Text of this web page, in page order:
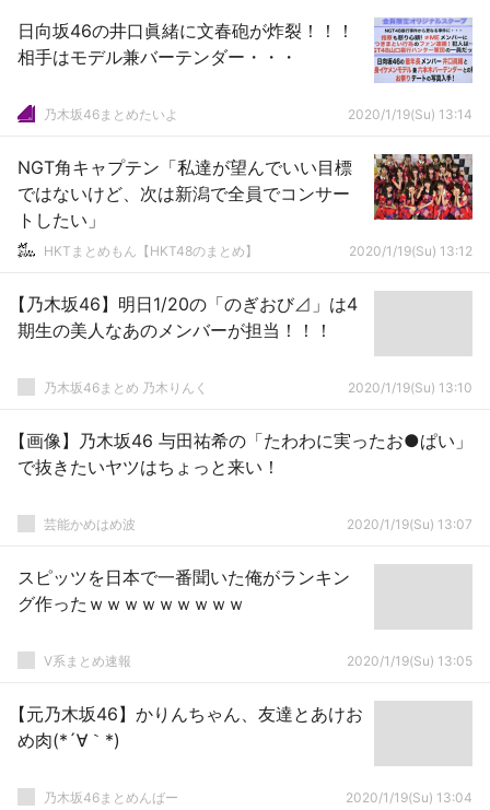
日向坂46の井口眞緒に文春砲が炸裂！！！
相手はモデル兼バーテンダー・・・
乃木坂46まとめたいよ 2020/1/19(Su) 13:14
NGT角キャプテン「私達が望んでいい目標
ではないけど、次は新潟で全員でコンサー
トしたい」
HKTまとめもん【HKT48のまとめ】 2020/1/19(Su) 13:12
【乃木坂46】明日1/20の「のぎおび⊿」は4
期生の美人なあのメンバーが担当！！！
乃木坂46まとめ 乃木りんく 2020/1/19(Su) 13:10
【画像】乃木坂46 与田祐希の「たわわに実ったお●ぱい」
で抜きたいヤツはちょっと来い！
芸能かめはめ波 2020/1/19(Su) 13:07
スピッツを日本で一番聞いた俺がランキン
グ作ったｗｗｗｗｗｗｗｗｗ
V系まとめ速報 2020/1/19(Su) 13:05
【元乃木坂46】かりんちゃん、友達とあけお
め肉(*´∀｀*)
乃木坂46まとめんばー 2020/1/19(Su) 13:04